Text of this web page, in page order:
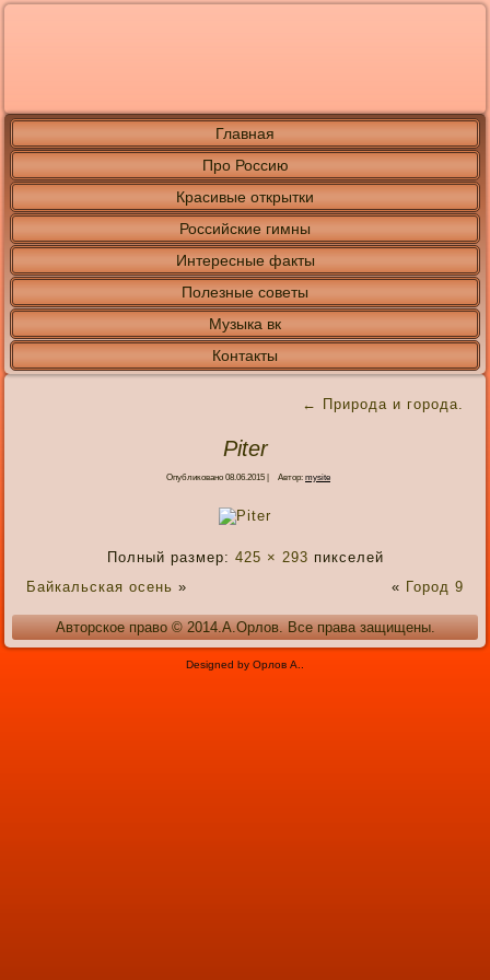
Главная
Про Россию
Красивые открытки
Российские гимны
Интересные факты
Полезные советы
Музыка вк
Контакты
← Природа и города.
Piter
Опубликовано 08.06.2015 Автор: mysite
Полный размер: 425 × 293 пикселей
Байкальская осень » « Город 9
Авторское право © 2014.А.Орлов. Все права защищены.
Designed by Орлов А..